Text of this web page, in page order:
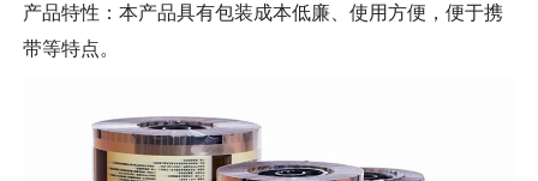
产品特性：本产品具有包装成本低廉、使用方便，便于携
带等特点。